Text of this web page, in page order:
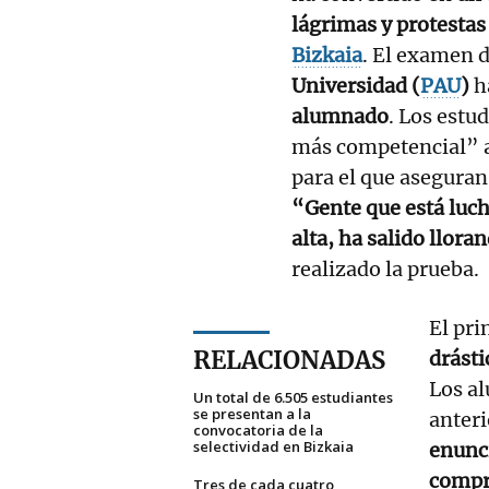
lágrimas y
Bizkaia. El examen
Universidad (PAU)
alumnado. Los
más competencial”
para el que
“Gente que está
alta, ha salido
realizado la prueba.
RELACIONADAS
Un total de 6.505 estudiantes
se presentan a la
convocatoria de la
selectividad en Bizkaia
Tres de cada cuatro
El
Los